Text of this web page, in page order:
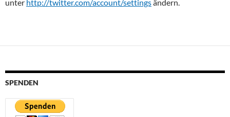
unter http://twitter.com/account/settingsändern.
SPENDEN